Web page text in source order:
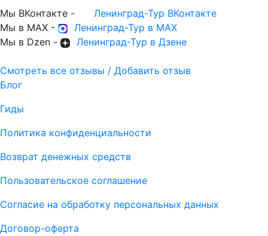
Мы ВКонтакте -
Ленинград-Тур ВКонтакте
Мы в MAX -
Ленинград-Тур в MAX
Мы в Dzen -
Ленинград-Тур в Дзене
Смотреть все отзывы / Добавить отзыв
Блог
Гиды
Политика конфиденциальности
Возврат денежных средств
Пользовательское соглашение
Согласие на обработку персональных данных
Договор-оферта